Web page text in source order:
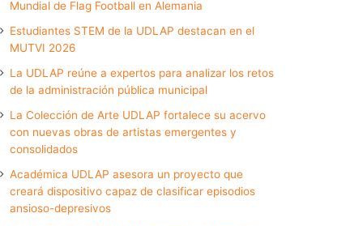
Mundial de Flag Football en Alemania
Estudiantes STEM de la UDLAP destacan en el
MUTVI 2026
La UDLAP reúne a expertos para analizar los retos
de la administración pública municipal
La Colección de Arte UDLAP fortalece su acervo
con nuevas obras de artistas emergentes y
consolidados
Académica UDLAP asesora un proyecto que
creará dispositivo capaz de clasificar episodios
ansioso-depresivos